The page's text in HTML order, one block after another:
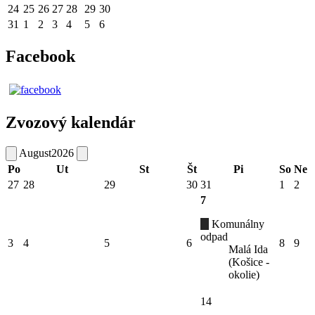
24 25 26 27 28 29 30
31 1 2 3 4 5 6
Facebook
Zvozový kalendár
August2026
Po
Ut St Št Pi So Ne
27 28 29 30 31 1 2
3 4 5 6
7
Komunálny
odpad
Malá Ida
(Košice -
okolie)
8 9
14